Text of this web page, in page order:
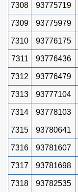
7308 93775719
7309 93775979
7310 93776175
7311 93776436
7312 93776479
7313 93777104
7314 93778103
7315 93780641
7316 93781607
7317 93781698
7318 93782535